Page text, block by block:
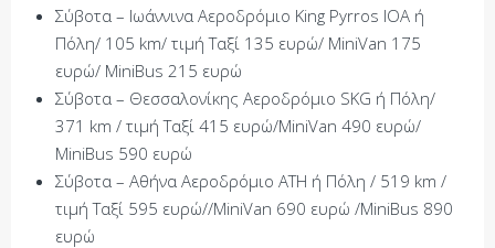
Σύβοτα – Ιωάννινα Αεροδρόμιο King Pyrros IOA ή
Πόλη/ 105 km/ τιμή Tαξί 135 ευρώ/ MiniVan 175
ευρώ/ MiniBus 215 ευρώ
Σύβοτα – Θεσσαλονίκης Αεροδρόμιο SKG ή Πόλη/
371 km / τιμή Ταξί 415 ευρώ/MiniVan 490 ευρώ/
MiniBus 590 ευρώ
Σύβοτα – Αθήνα Αεροδρόμιο ATH ή Πόλη / 519 km /
τιμή Ταξί 595 ευρώ//MiniVan 690 ευρώ /MiniBus 890
ευρώ